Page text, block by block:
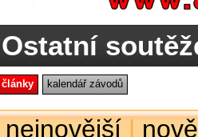
Ostatní
články kalendář závodů
nejnovější|